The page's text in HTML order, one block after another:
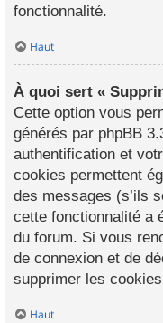
fonctionnalité.
Haut
À quoi sert «
Cette option vous
générés par phpBB
authentification et
cookies permettent
des messages (s’ils
cette fonctionnalité a
du forum. Si vous
de connexion et de
supprimer les
Haut